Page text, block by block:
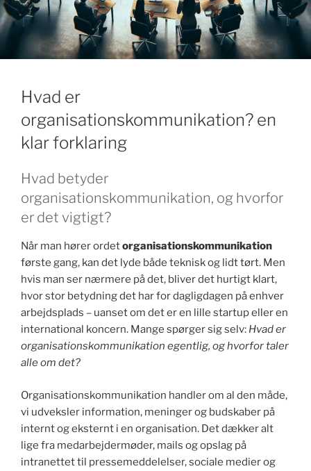
k
Hvad er
organisationskommunikation? en
klar forklaring
Hvad betyder
organisationskommunikation, og hvorfor
er det vigtigt?
Når man hører ordetorganisationskommunikation
første gang, kan det lyde både teknisk og lidt tørt. Men
hvis man ser nærmere på det, bliver det hurtigt klart,
hvor stor betydning det har for dagligdagen på enhver
arbejdsplads – uanset om det er en lille startup eller en
international koncern. Mange spørger sig selv: Hvad er
organisationskommunikation egentlig, og hvorfor taler
alle om det?
Organisationskommunikation handler om al den måde,
vi udveksler information, meninger og budskaber på
internt og eksternt i en organisation. Det dækker alt
lige fra medarbejdermøder, mails og opslag på
intranettet til pressemeddelelser, sociale medier og